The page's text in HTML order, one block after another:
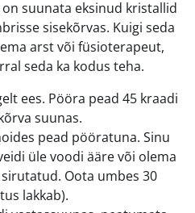
suunata eksinud kristallid
sisekõrvas. Kuigi seda
arst või füsioterapeut,
seda ka kodus teha.
ees. Pööra pead 45 kraadi
suunas.
pead pööratuna. Sinu
üle voodi ääre või olema
Oota umbes 30
lakkab).